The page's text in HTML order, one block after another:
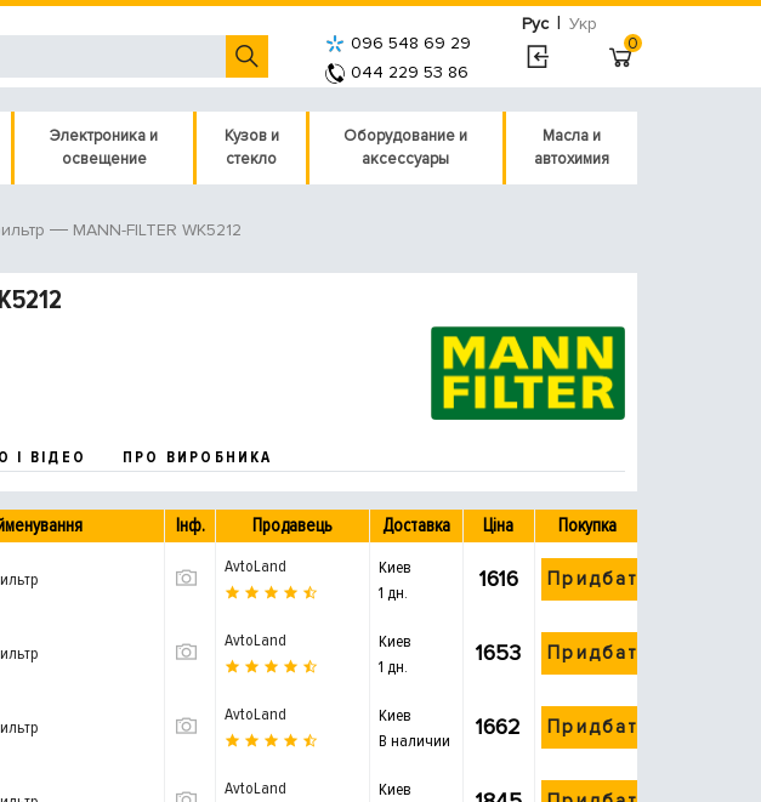
Рус | Укр
096 548 69 29
044 229 53 86
0
Электроника и
освещение
Кузов и
стекло
Оборудование и
аксессуары
Масла и
автохимия
MANN-FILTER WK5212
І ВІДЕО ПРО ВИРОБНИКА
Інф. Продавець Доставка Ціна Покупка
AvtoLand
Киев
1 дн.
1616 Придбати
AvtoLand
Киев
1 дн.
1653 Придбати
AvtoLand
Киев
В наличии
1662 Придбати
AvtoLand
Киев